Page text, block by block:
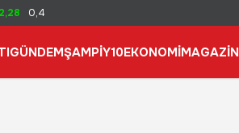
0,4
GÜNDEMŞAMPİY10EKONOMİMAGAZİN